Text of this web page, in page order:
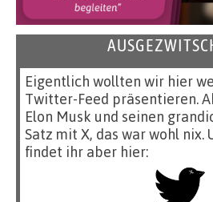
Eigentlich wollten wir hier
Twitter-Feed präsentieren.
Elon Musk und seinen
Satz mit X, das war wohl nix.
findet ihr aber hier: